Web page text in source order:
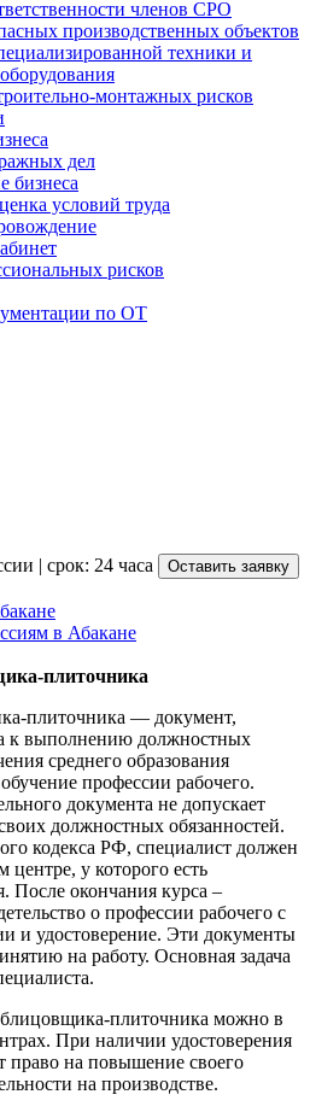
членов СРО
производственных объектов
техники и
монтажных рисков
дел
бизнеса
условий труда
рисков
по ОТ
| срок: 24 часа Оставить заявку
в Абакане
плиточника
плиточника — документ,
к выполнению должностных
среднего образования
профессии рабочего.
документа не допускает
должностных обязанностей.
кодекса РФ, специалист должен
у которого есть
После окончания курса –
о профессии рабочего с
и удостоверение. Эти документы
на работу. Основная задача
плиточника можно в
При наличии удостоверения
право на повышение своего
на производстве.